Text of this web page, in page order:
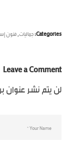
Categories: جماليات,فنون
Leave a Comment
لن يتم نشر عنوان